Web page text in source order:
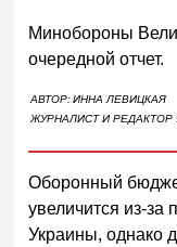
Минобороны
очередной отчет.
АВТОР:ИННА ЛЕВИЦКАЯ
ЖУРНАЛИСТ И РЕДАКТОР
Оборонный
увеличится из-
Украины, однако